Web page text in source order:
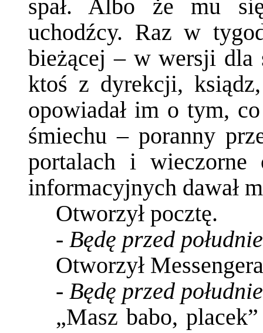
spał. Albo że mu
uchodźcy. Raz w
bieżącej – w wersji dla
ktoś z dyrekcji,
opowiadał im o tym,
śmiechu – poranny
portalach i wieczorne
informacyjnych dawał
Otworzył pocztę.
-Będę przed
Otworzył
-Będę przed
„Masz babo,